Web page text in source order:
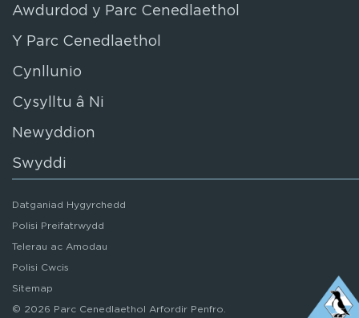
Awdurdod y Parc Cenedlaethol
Y Parc Cenedlaethol
Cynllunio
Cysylltu â Ni
Newyddion
Swyddi
Datganiad Hygyrchedd
Polisi Preifatrwydd
Telerau ac Amodau
Polisi Cwcis
Sitemap
© 2026 Parc Cenedlaethol Arfordir Penfro.